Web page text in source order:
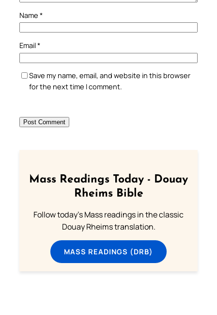
Name *
Email*
Save my name, email, and website in this browser
for the next time I comment.
Mass Readings Today - Douay
Rheims Bible
Follow today's Mass readings in the classic
Douay Rheims translation.
MASS READINGS (DRB)